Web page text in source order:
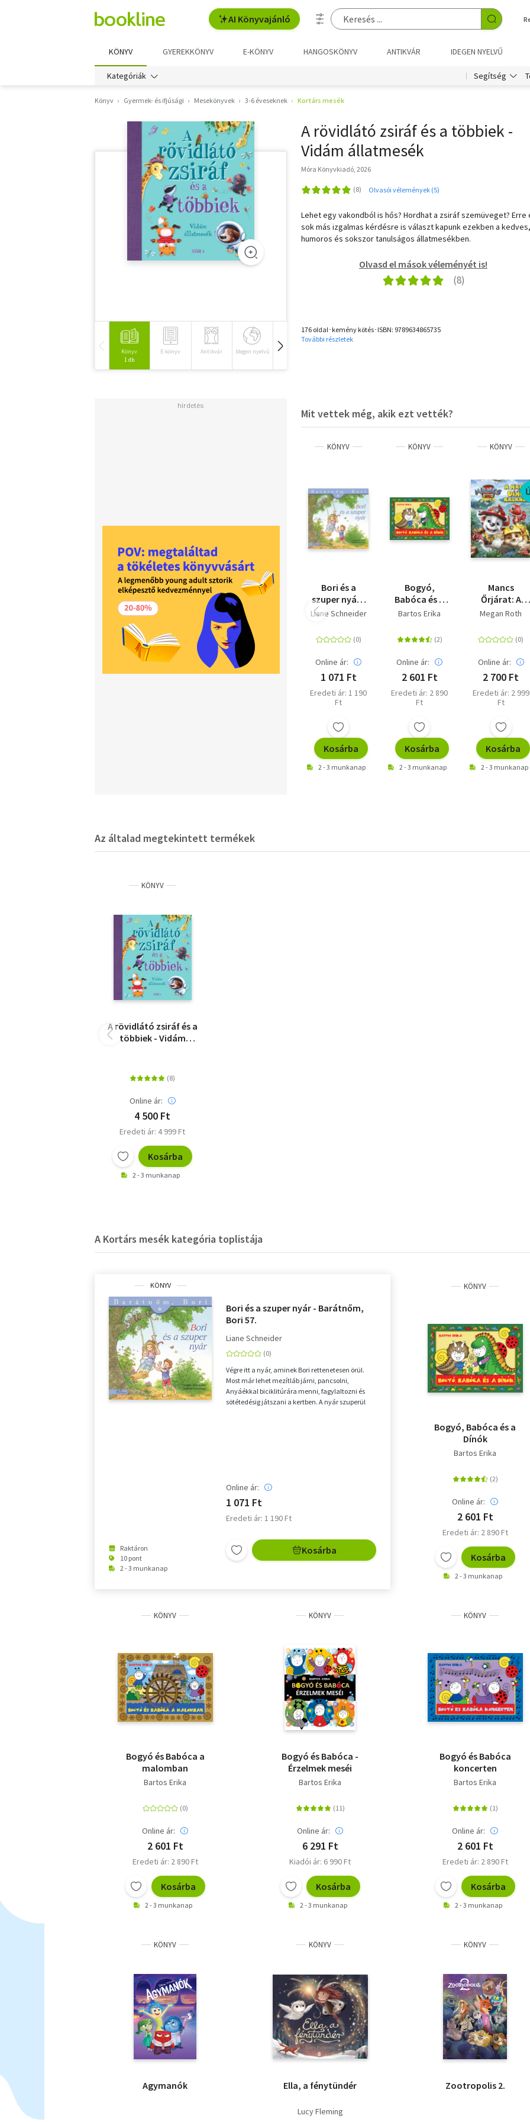
AI Könyvajánló
KÖNYV GYEREKKÖNYV E-KÖNYV HANGOSKÖNYV ANTIKVÁR IDEGEN NYELVŰ
Kategóriák Segítség
Könyv Gyermek- és ifjúsági Mesekönyvek 3-6 éveseknek Kortárs mesék
Könyv
1 db
E-könyv Antikvár Idegen nyelvű Hangoskönyv
A rövidlátó zsiráf és a többiek -
Vidám állatmesék
Móra Könyvkiadó, 2026
Olvasói vélemények (5)
Lehet egy vakondból is hős? Hordhat a zsiráf szemüveget? Erre
sok más izgalmas kérdésre is választ kapunk ezekben a kedves,
humoros és sokszor tanulságos állatmesékben.
Olvasd el mások véleményét is!
176 oldal･kemény kötés･ISBN: 9789634865735
További részletek
Mit vettek még, akik ezt vették?
KÖNYV
Bori és a
szuper nyár -
Barátnőm,
Liane Schneider
Online ár:
1 071 Ft
Eredeti ár: 1 190
Ft
Kosárba
2 - 3 munkanap
KÖNYV
Bogyó,
Babóca és a
Dínók
Bartos Erika
Online ár:
2 601 Ft
Eredeti ár: 2 890
Ft
Kosárba
2 - 3 munkanap
KÖNYV
Mancs
Őrjárat: A
dinófilm - A
kaland -
Mesekönyv a
mozifilm
Megan Roth
Online ár:
2 700 Ft
Eredeti ár: 2 999
Ft
Kosárba
2 - 3 munkanap
Az általad megtekintett termékek
KÖNYV
A rövidlátó zsiráf és a
többiek - Vidám
Online ár:
4 500 Ft
Eredeti ár: 4 999 Ft
Kosárba
2 - 3 munkanap
A Kortárs mesék kategória toplistája
KÖNYV
Raktáron
10 pont
2 - 3 munkanap
Bori és a szuper nyár - Barátnőm,
Bori 57.
Liane Schneider
Végre itt a nyár, aminek Bori rettenetesen örül.
Most már lehet mezítláb járni, pancsolni,
Anyáékkal biciklitúrára menni, fagylaltozni és
sötétedésig játszani a kertben. A nyár szuperül
Online ár:
1 071 Ft
Eredeti ár: 1 190 Ft
Kosárba
KÖNYV
Bogyó, Babóca és a
Dínók
Bartos Erika
Online ár:
2 601 Ft
Eredeti ár: 2 890 Ft
Kosárba
2 - 3 munkanap
KÖNYV
Bogyó és Babóca a
malomban
Bartos Erika
Online ár:
2 601 Ft
Eredeti ár: 2 890 Ft
Kosárba
2 - 3 munkanap
KÖNYV
Bogyó és Babóca -
Érzelmek meséi
Bartos Erika
Online ár:
6 291 Ft
Kiadói ár: 6 990 Ft
Kosárba
2 - 3 munkanap
KÖNYV
Bogyó és Babóca
koncerten
Bartos Erika
Online ár:
2 601 Ft
Eredeti ár: 2 890 Ft
Kosárba
2 - 3 munkanap
KÖNYV
Agymanók
KÖNYV
Ella, a fénytündér
Lucy Fleming
KÖNYV
Zootropolis 2.